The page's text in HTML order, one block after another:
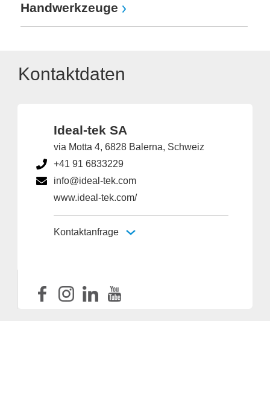
Handwerkzeuge
Kontaktdaten
Ideal-tek SA
via Motta 4, 6828 Balerna, Schweiz
+41 91 6833229
info@ideal-tek.com
www.ideal-tek.com/
Kontaktanfrage